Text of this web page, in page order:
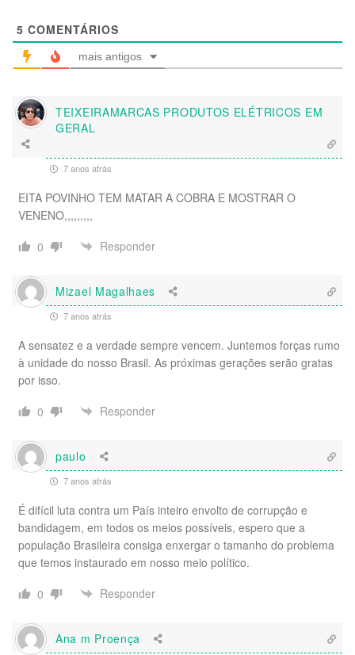
5 COMENTÁRIOS
mais antigos
TEIXEIRAMARCAS PRODUTOS ELÉTRICOS EM
GERAL
7 anos atrás
EITA POVINHO TEM MATAR A COBRA E MOSTRAR O
VENENO,,,,,,,,,
0
Responder
Mizael Magalhaes
7 anos atrás
A sensatez e a verdade sempre vencem. Juntemos forças rumo
à unidade do nosso Brasil. As próximas gerações serão gratas
por isso.
0
Responder
paulo
7 anos atrás
É difícil luta contra um País inteiro envolto de corrupção e
bandidagem, em todos os meios possíveis, espero que a
população Brasileira consiga enxergar o tamanho do problema
que temos instaurado em nosso meio político.
0
Responder
Ana m Proença